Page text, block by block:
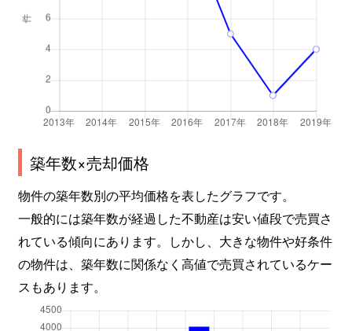
築年数×売却価格
物件の築年数別の平均価格を表したグラフです。
一般的には築年数が経過した不動産は安い値段で売買さ
れている傾向にあります。しかし、大きな物件や好条件
の物件は、築年数に関係なく高値で売買されているケー
スもあります。